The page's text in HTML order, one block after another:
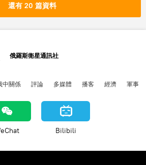
還有 20 篇資料
俄羅斯衛星通訊社
中關係 評論 多媒體 播客 經濟 軍事
Bilibili